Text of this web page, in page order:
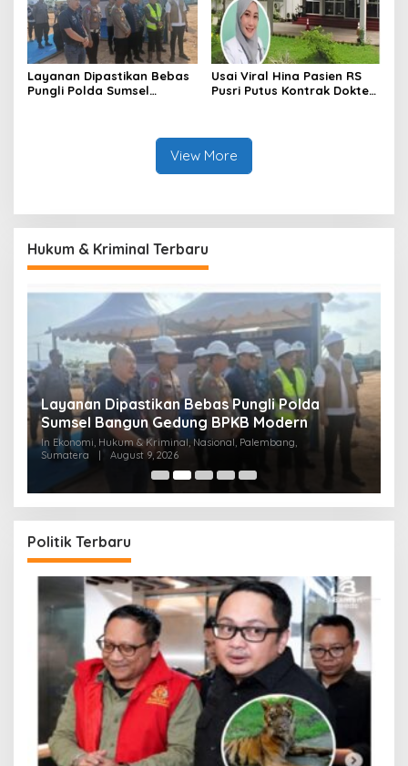
Layanan Dipastikan Bebas
Pungli Polda Sumsel
Usai Viral Hina Pasien RS
Pusri Putus Kontrak Dokter
View More
Hukum & Kriminal Terbaru
Layanan Dipastikan Bebas Pungli Polda
Sumsel Bangun Gedung BPKB Modern
In Ekonomi, Hukum & Kriminal, Nasional, Palembang,
Sumatera
August 9, 2026
Politik Terbaru